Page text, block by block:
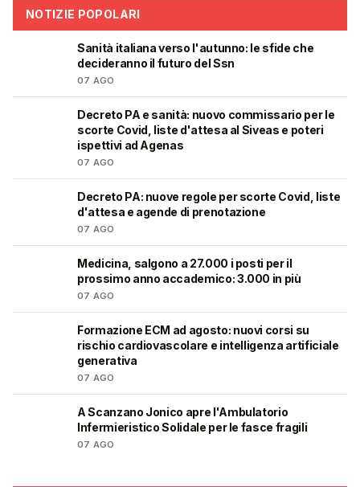
NOTIZIE POPOLARI
Sanità italiana verso l'autunno: le sfide che
decideranno il futuro del Ssn
07 AGO
Decreto PA e sanità: nuovo commissario per le
scorte Covid, liste d'attesa al Siveas e poteri
ispettivi ad Agenas
07 AGO
Decreto PA: nuove regole per scorte Covid, liste
d'attesa e agende di prenotazione
07 AGO
Medicina, salgono a 27.000 i posti per il
prossimo anno accademico: 3.000 in più
07 AGO
Formazione ECM ad agosto: nuovi corsi su
rischio cardiovascolare e intelligenza artificiale
generativa
07 AGO
A Scanzano Jonico apre l'Ambulatorio
Infermieristico Solidale per le fasce fragili
07 AGO